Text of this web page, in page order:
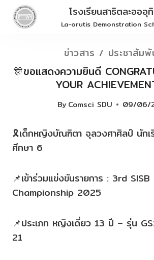
Skip
โรงเรียนสาธิตละอออุ
La-orutis Demonstration
ข่าวสาร / ประชาสัม
🎊ขอแสดงความยินดี
YOUR
ByComsci SDU 09/06/
🎗เด็กหญิงบัณฑิตา จุลวงศาศิลป์ นักเ
ศึกษา 6
📌เข้าร่วมแข่งขันรายการ : 3rd
Championship 2025
📌ประเภท หญิงเดี่ยว 13 ปี – รุ่น
21